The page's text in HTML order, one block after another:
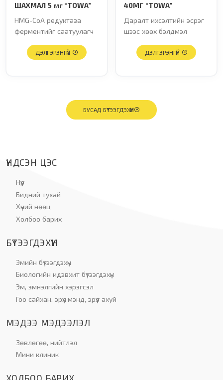
ШАХМАЛ 5 мг “TOWA”
HMG-CoA редуктаза
ферментийг саатуулагч
ДЭЛГЭРЭНГҮЙ
40МГ “TOWA”
Даралт ихсэлтийн эсрэг
шээс хөөх бэлдмэл
ДЭЛГЭРЭНГҮЙ
БУСАД БҮТЭЭГДЭХҮҮН
ҮНДСЭН ЦЭС
Нүүр
Бидний тухай
Хүний нөөц
Холбоо барих
БҮТЭЭГДЭХҮҮН
Эмийн бүтээгдэхүүн
Биологийн идэвхит бүтээгдэхүүн
Эм, эмнэлгийн хэрэгсэл
Гоо сайхан, эрүүл мэнд, эрүүл ахуй
МЭДЭЭ МЭДЭЭЛЭЛ
Зөвлөгөө, нийтлэл
Мини клиник